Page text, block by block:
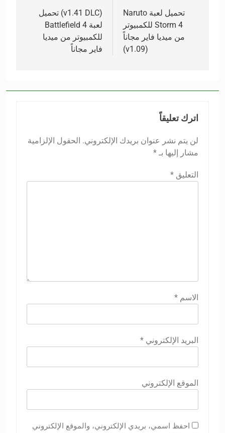
المقالات
تحميل لعبة Naruto
Storm 4 للكمبيوتر
من ميديا فاير مجاناً
(v1.09)
(v1.41 DLC) تحميل
لعبة Battlefield 4
للكمبيوتر من ميديا
فاير مجاناً
اترك تعليقاً
لن يتم نشر عنوان بريدك الإلكتروني. الحقول الإلزامية
مشار إليها بـ *
التعليق *
الاسم *
البريد الإلكتروني *
الموقع الإلكتروني
احفظ اسمي، بريدي الإلكتروني، والموقع الإلكتروني